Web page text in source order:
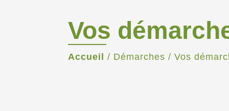
Vos
Accueil / Démarches / Vos